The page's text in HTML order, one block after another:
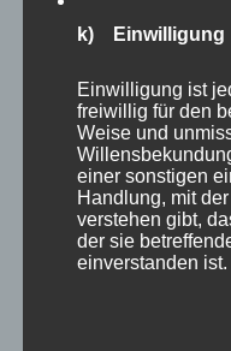
undWaschbär.
k) Einwilligung
Einwilligung ist
freiwillig für den
Weise und
einer sonstigen
Handlung, mit
verstehen gibt,
der sie
einverstanden ist.